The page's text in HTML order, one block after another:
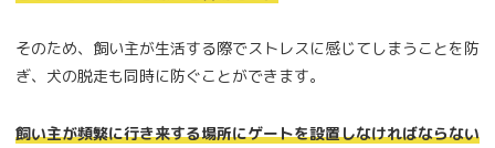
そのため、飼い主が生活する際でストレスに感じてしまうことを防
ぎ、犬の脱走も同時に防ぐことができます。
飼い主が頻繁に行き来する場所にゲートを設置しなければならない